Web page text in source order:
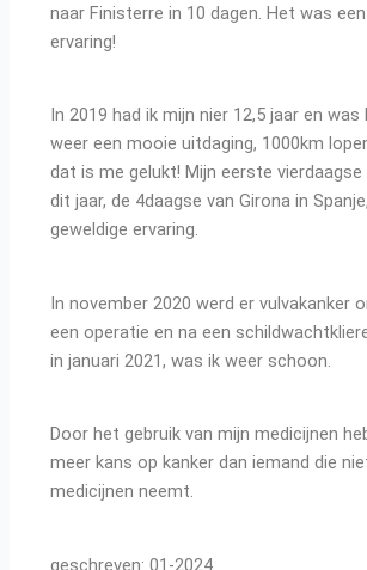
naar Finisterre in 10 dagen. Het was
ervaring!
In 2019 had ik mijn nier 12,5 jaar en
weer een mooie uitdaging, 1000km
dat is me gelukt! Mijn eerste vierdaagse
dit jaar, de 4daagse van Girona in
geweldige ervaring.
In november 2020 werd er vulvakanker
een operatie en na een
in januari 2021, was ik weer schoon.
Door het gebruik van mijn medicijnen
meer kans op kanker dan iemand die
medicijnen neemt.
geschreven: 01-2024